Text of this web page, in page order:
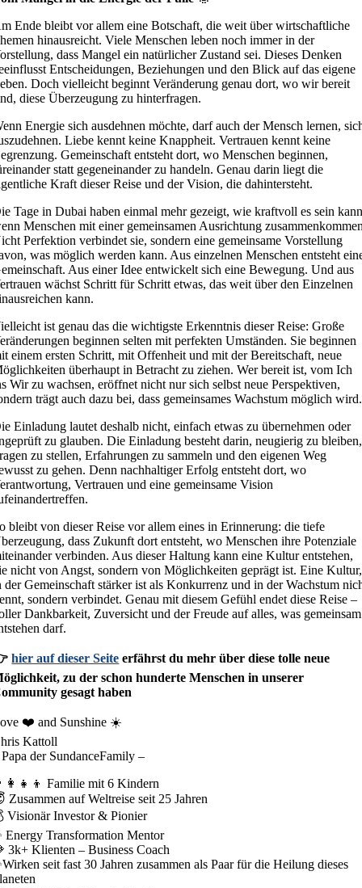
Ende bleibt vor allem eine Botschaft, die weit über wirtschaftliche
hinausreicht. Viele Menschen leben noch immer in der
dass Mangel ein natürlicher Zustand sei. Dieses Denken
Entscheidungen, Beziehungen und den Blick auf das eigene
Doch vielleicht beginnt Veränderung genau dort, wo wir bereit
diese Überzeugung zu hinterfragen.
Energie sich ausdehnen möchte, darf auch der Mensch lernen,
Liebe kennt keine Knappheit. Vertrauen kennt keine
Gemeinschaft entsteht dort, wo Menschen beginnen,
statt gegeneinander zu handeln. Genau darin liegt die
Kraft dieser Reise und der Vision, die dahintersteht.
Tage in Dubai haben einmal mehr gezeigt, wie kraftvoll es sein
Menschen mit einer gemeinsamen Ausrichtung
Perfektion verbindet sie, sondern eine gemeinsame Vorstellung
was möglich werden kann. Aus einzelnen Menschen entsteht
Aus einer Idee entwickelt sich eine Bewegung. Und aus
wächst Schritt für Schritt etwas, das weit über den Einzelnen
kann.
ist genau das die wichtigste Erkenntnis dieser Reise: Große
beginnen selten mit perfekten Umständen. Sie beginnen
einem ersten Schritt, mit Offenheit und mit der Bereitschaft, neue
überhaupt in Betracht zu ziehen. Wer bereit ist, vom Ich
Wir zu wachsen, eröffnet nicht nur sich selbst neue Perspektiven,
trägt auch dazu bei, dass gemeinsames Wachstum möglich wird.
Einladung lautet deshalb nicht, einfach etwas zu übernehmen oder
zu glauben. Die Einladung besteht darin, neugierig zu bleiben,
zu stellen, Erfahrungen zu sammeln und den eigenen Weg
zu gehen. Denn nachhaltiger Erfolg entsteht dort, wo
Vertrauen und eine gemeinsame Vision
bleibt von dieser Reise vor allem eines in Erinnerung: die tiefe
dass Zukunft dort entsteht, wo Menschen ihre Potenziale
verbinden. Aus dieser Haltung kann eine Kultur entstehen,
nicht von Angst, sondern von Möglichkeiten geprägt ist. Eine Kultur,
der Gemeinschaft stärker ist als Konkurrenz und in der Wachstum
sondern verbindet. Genau mit diesem Gefühl endet diese Reise –
Dankbarkeit, Zuversicht und der Freude auf alles, was gemeinsam
darf.
hier auf dieser Seite erfährst du mehr über diese tolle neue
zu der schon hunderte Menschen in unserer
gesagt haben
❤️ and Sunshine ☀️
Kattoll
der SundanceFamily –
Familie mit 6 Kindern
Zusammen auf Weltreise seit 25 Jahren
Visionär Investor & Pionier
Energy Transformation Mentor
3k+ Klienten – Business Coach
seit fast 30 Jahren zusammen als Paar für die Heilung dieses